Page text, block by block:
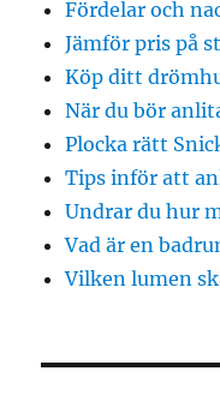
Fördelar och
Jämför pris på
Köp ditt
När du bör
Plocka rätt
Tips inför att
Undrar du hur
Vad är en
Vilken lumen